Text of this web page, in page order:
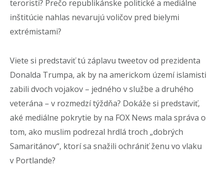
teroristi? Prečo republikánske politické a mediálne
inštitúcie nahlas nevarujú voličov pred bielymi
extrémistami?
Viete si predstaviť tú záplavu tweetov od prezidenta
Donalda Trumpa, ak by na americkom území islamisti
zabili dvoch vojakov – jedného v službe a druhého
veterána – v rozmedzí týždňa? Dokáže si predstaviť,
aké mediálne pokrytie by na FOX News mala správa o
tom, ako muslim podrezal hrdlá troch „dobrých
Samaritánov“, ktorí sa snažili ochrániť ženu vo vlaku
v Portlande?